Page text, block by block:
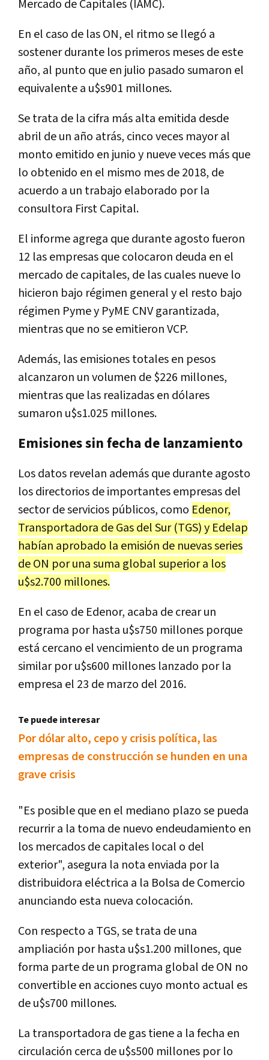
Mercado de Capitales (IAMC).
En el caso de las ON, el ritmo se llegó a
sostener durante los primeros meses de este
año, al punto que en julio pasado sumaron el
equivalente a u$s901 millones.
Se trata de la cifra más alta emitida desde
abril de un año atrás, cinco veces mayor al
monto emitido en junio y nueve veces más que
lo obtenido en el mismo mes de 2018, de
acuerdo a un trabajo elaborado por la
consultora First Capital.
El informe agrega que durante agosto fueron
12 las empresas que colocaron deuda en el
mercado de capitales, de las cuales nueve lo
hicieron bajo régimen general y el resto bajo
régimen Pyme y PyME CNV garantizada,
mientras que no se emitieron VCP.
Además, las emisiones totales en pesos
alcanzaron un volumen de $226 millones,
mientras que las realizadas en dólares
sumaron u$s1.025 millones.
Emisiones sin fecha de lanzamiento
Los datos revelan además que durante agosto
los directorios de importantes empresas del
sector de servicios públicos, como Edenor,
Transportadora de Gas del Sur (TGS) y Edelap
habían aprobado la emisión de nuevas series
de ON por una suma global superior a los
u$s2.700 millones.
En el caso de Edenor, acaba de crear un
programa por hasta u$s750 millones porque
está cercano el vencimiento de un programa
similar por u$s600 millones lanzado por la
empresa el 23 de marzo del 2016.
Te puede interesar
Por dólar alto, cepo y crisis política, las
empresas de construcción se hunden en una
grave crisis
"Es posible que en el mediano plazo se pueda
recurrir a la toma de nuevo endeudamiento en
los mercados de capitales local o del
exterior", asegura la nota enviada por la
distribuidora eléctrica a la Bolsa de Comercio
anunciando esta nueva colocación.
Con respecto a TGS, se trata de una
ampliación por hasta u$s1.200 millones, que
forma parte de un programa global de ON no
convertible en acciones cuyo monto actual es
de u$s700 millones.
La transportadora de gas tiene a la fecha en
circulación cerca de u$s500 millones por lo